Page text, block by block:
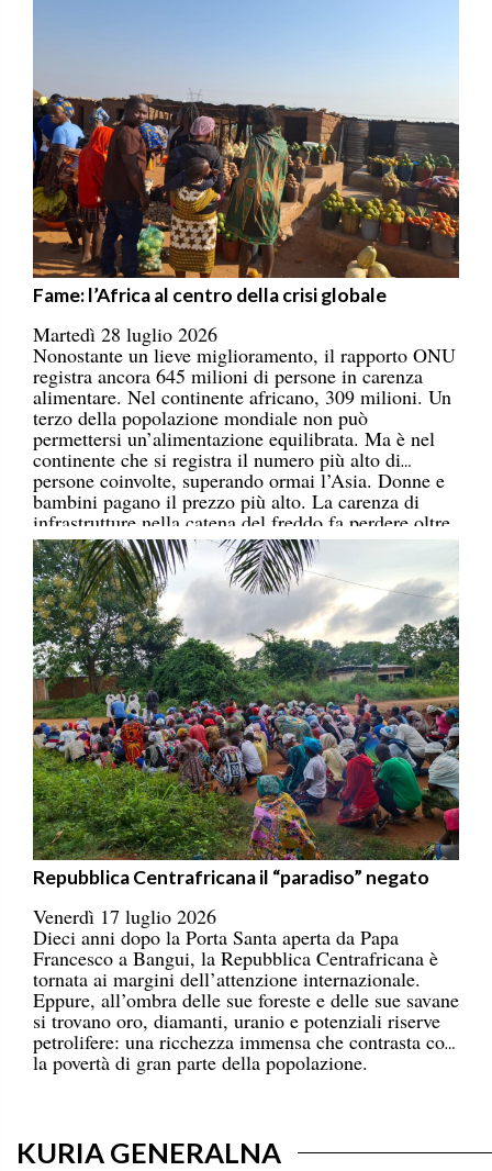
Fame: l’Africa al centro della crisi globale
Martedì 28 luglio 2026
Nonostante un lieve miglioramento, il rapporto ONU
registra ancora 645 milioni di persone in carenza
alimentare. Nel continente africano, 309 milioni. Un
terzo della popolazione mondiale non può
permettersi un’alimentazione equilibrata. Ma è nel
continente che si registra il numero più alto di
persone coinvolte, superando ormai l’Asia. Donne e
bambini pagano il prezzo più alto. La carenza di
infrastrutture nella catena del freddo fa perdere oltre
un terzo della produzione di frutta, verdura, pesce e
latticini.
Repubblica Centrafricana il “paradiso” negato
Venerdì 17 luglio 2026
Dieci anni dopo la Porta Santa aperta da Papa
Francesco a Bangui, la Repubblica Centrafricana è
tornata ai margini dell’attenzione internazionale.
Eppure, all’ombra delle sue foreste e delle sue savane
si trovano oro, diamanti, uranio e potenziali riserve
petrolifere: una ricchezza immensa che contrasta con
la povertà di gran parte della popolazione.
KURIA GENERALNA